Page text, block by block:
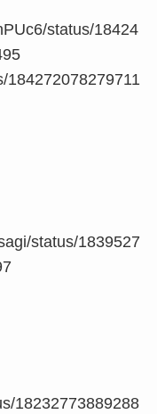
status/18424
184272078279711
status/1839527
18232773889288